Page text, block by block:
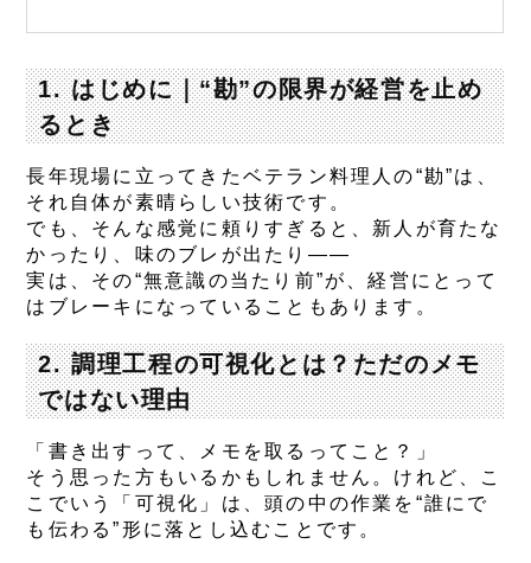
1. はじめに｜“勘”の限界が経営を止め
るとき
長年現場に立ってきたベテラン料理人の“勘”は、
それ自体が素晴らしい技術です。
でも、そんな感覚に頼りすぎると、新人が育たな
かったり、味のブレが出たり——
実は、その“無意識の当たり前”が、経営にとって
はブレーキになっていることもあります。
2. 調理工程の可視化とは？ただのメモ
ではない理由
「書き出すって、メモを取るってこと？」
そう思った方もいるかもしれません。けれど、こ
こでいう「可視化」は、頭の中の作業を“誰にで
も伝わる”形に落とし込むこと です。